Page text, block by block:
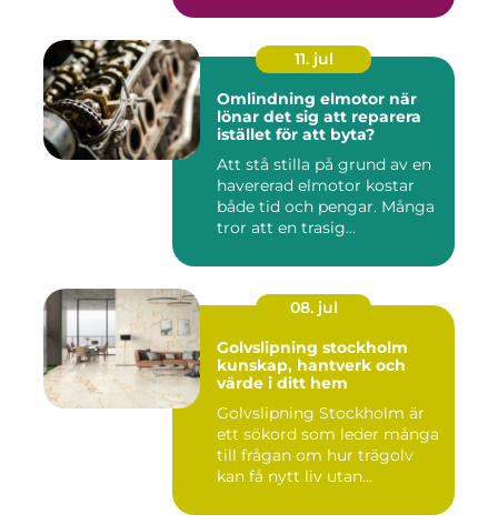
11. jul
Omlindning elmotor när
lönar det sig att reparera
istället för att byta?
Att stå stilla på grund av en
havererad elmotor kostar
både tid och pengar. Många
tror att en trasig...
08. jul
Golvslipning stockholm
kunskap, hantverk och
värde i ditt hem
Golvslipning Stockholm är
ett sökord som leder många
till frågan om hur trägolv
kan få nytt liv utan...